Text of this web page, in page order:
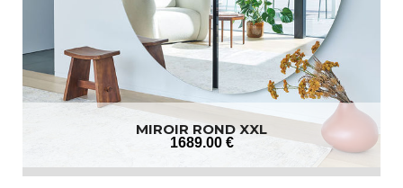
MIROIR ROND XXL
1689.00 €